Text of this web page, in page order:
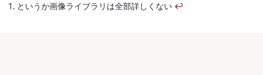
というか画像ライブラリは全部詳しくない ↩